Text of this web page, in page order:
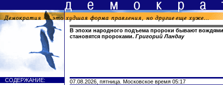
В эпохи народного подъема пророки бывают
становятся пророками. Григорий Ландау
СОДЕРЖАНИЕ:
07.08.2026, пятница. Московское время 05:17